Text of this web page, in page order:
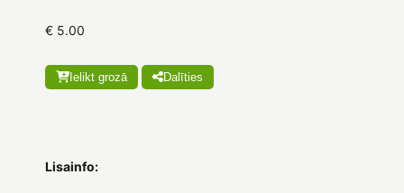
€ 5.00
Ielikt grozā Dalīties
Lisainfo: